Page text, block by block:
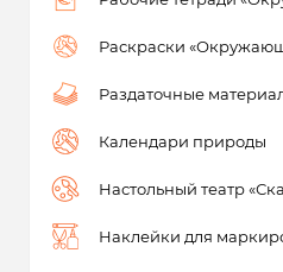
Раскраски
Раздаточные
Календари природы
Настольный театр
Наклейки для